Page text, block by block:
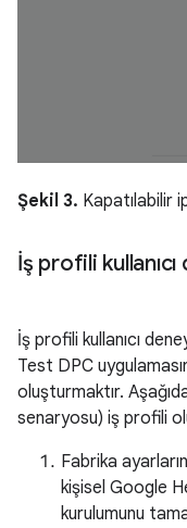
Şekil 3. Kapatılabilir
İş profili
İş profili kullanıcı
Test DPC
oluşturmaktır.
senaryosu) iş profili
Fabrika
kişisel Google
kurulumunu